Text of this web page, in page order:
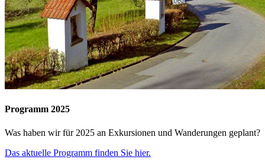
Programm 2025
Was haben wir für 2025 an Exkursionen und Wanderungen geplant?
Das aktuelle Programm finden Sie hier.